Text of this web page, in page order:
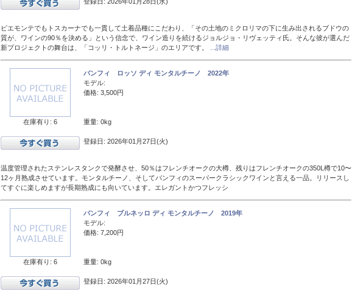
ピエモンテでもトスカーナでも一貫して土着品種にこだわり、「その土地のミクロリマの下に生み出されるブドウの
質が、ワインの90％を決める」という信念で、ワイン造りを続けるジョルジョ・リヴェッティ氏。そんな彼が選んだ
新プロジェクトの舞台は、「コッリ・トルトネージ」のエリアです。
...詳細
在庫有り: 6
バンフィ ロッソ ディ モンタルチーノ 2022年
モデル:
価格: 3,500円
重量: 0kg
登録日: 2026年01月27日(火)
温度管理されたステンレスタンクで発酵させ、50％はフレンチオークの大樽、残りはフレンチオークの350L樽で10〜
12ヶ月熟成させています。モンタルチーノ、そしてバンフィのスーパークラシックワインと言える一品。リリースし
てすぐに楽しめますが長期熟成にも向いています。エレガントかつフレッシ
在庫有り: 6
バンフィ ブルネッロ ディ モンタルチーノ 2019年
モデル:
価格: 7,200円
重量: 0kg
登録日: 2026年01月27日(火)